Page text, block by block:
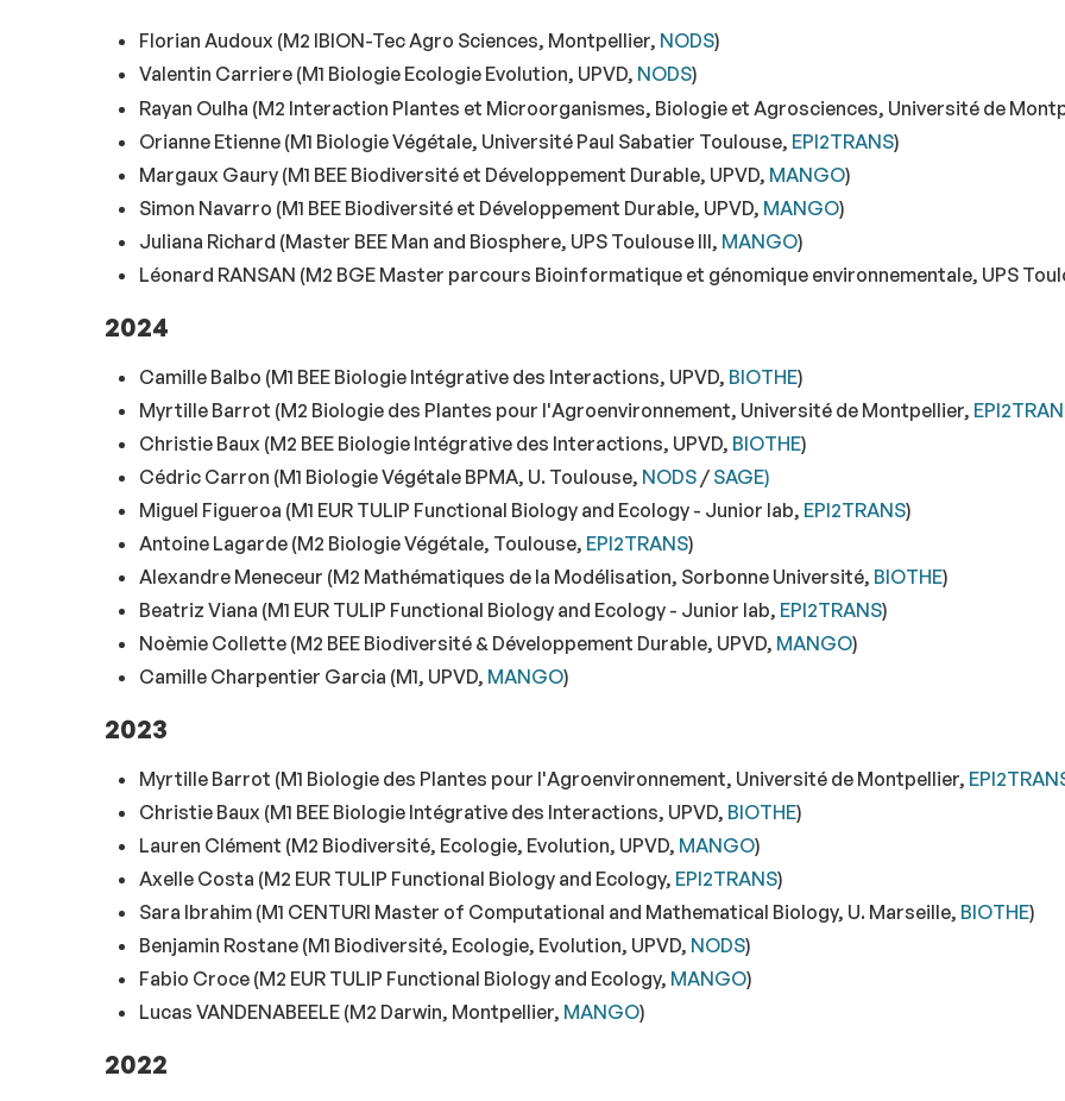
Florian Audoux (M2 IBION-Tec Agro Sciences, Montpellier, NODS)
Valentin Carriere (M1 Biologie Ecologie Evolution, UPVD, NODS)
Rayan Oulha (M2 Interaction Plantes et Microorganismes, Biologie et Agrosciences, Université de
Orianne Etienne (M1 Biologie Végétale, Université Paul Sabatier Toulouse, EPI2TRANS)
Margaux Gaury (M1 BEE Biodiversité et Développement Durable, UPVD, MANGO)
Simon Navarro (M1 BEE Biodiversité et Développement Durable, UPVD, MANGO)
Juliana Richard (Master BEE Man and Biosphere, UPS Toulouse III, MANGO)
Léonard RANSAN (M2 BGE Master parcours Bioinformatique et génomique environnementale, UPS
2024
Camille Balbo (M1 BEE Biologie Intégrative des Interactions, UPVD, BIOTHE)
Myrtille Barrot (M2 Biologie des Plantes pour l'Agroenvironnement, Université de Montpellier,
Christie Baux (M2 BEE Biologie Intégrative des Interactions, UPVD, BIOTHE)
Cédric Carron (M1 Biologie Végétale BPMA, U. Toulouse, NODS/ SAGE)
Miguel Figueroa (M1 EUR TULIP Functional Biology and Ecology - Junior lab, EPI2TRANS)
Antoine Lagarde (M2 Biologie Végétale, Toulouse, EPI2TRANS)
Alexandre Meneceur (M2 Mathématiques de la Modélisation, Sorbonne Université, BIOTHE)
Beatriz Viana (M1 EUR TULIP Functional Biology and Ecology - Junior lab, EPI2TRANS)
Noèmie Collette (M2 BEE Biodiversité & Développement Durable, UPVD, MANGO)
Camille Charpentier Garcia (M1, UPVD, MANGO)
2023
Myrtille Barrot (M1 Biologie des Plantes pour l'Agroenvironnement, Université de Montpellier,
Christie Baux (M1 BEE Biologie Intégrative des Interactions, UPVD, BIOTHE)
Lauren Clément (M2 Biodiversité, Ecologie, Evolution, UPVD, MANGO)
Axelle Costa (M2 EUR TULIP Functional Biology and Ecology, EPI2TRANS)
Sara Ibrahim (M1 CENTURI Master of Computational and Mathematical Biology, U. Marseille, BIOTHE)
Benjamin Rostane (M1 Biodiversité, Ecologie, Evolution, UPVD, NODS)
Fabio Croce (M2 EUR TULIP Functional Biology and Ecology, MANGO)
Lucas VANDENABEELE (M2 Darwin, Montpellier, MANGO)
2022